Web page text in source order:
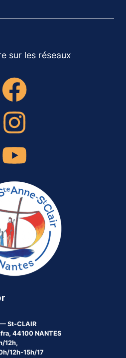
sur les réseaux
St-CLAIR
44100 NANTES
12h,
12h-15h/17